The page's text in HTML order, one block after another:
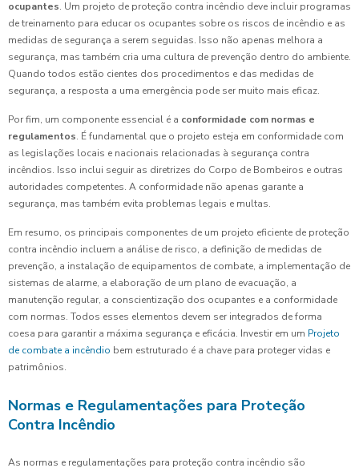
ocupantes. Um projeto de proteção contra incêndio deve incluir programas
de treinamento para educar os ocupantes sobre os riscos de incêndio e as
medidas de segurança a serem seguidas. Isso não apenas melhora a
segurança, mas também cria uma cultura de prevenção dentro do ambiente.
Quando todos estão cientes dos procedimentos e das medidas de
segurança, a resposta a uma emergência pode ser muito mais eficaz.
Por fim, um componente essencial é a conformidade com normas e
regulamentos. É fundamental que o projeto esteja em conformidade com
as legislações locais e nacionais relacionadas à segurança contra
incêndios. Isso inclui seguir as diretrizes do Corpo de Bombeiros e outras
autoridades competentes. A conformidade não apenas garante a
segurança, mas também evita problemas legais e multas.
Em resumo, os principais componentes de um projeto eficiente de proteção
contra incêndio incluem a análise de risco, a definição de medidas de
prevenção, a instalação de equipamentos de combate, a implementação de
sistemas de alarme, a elaboração de um plano de evacuação, a
manutenção regular, a conscientização dos ocupantes e a conformidade
com normas. Todos esses elementos devem ser integrados de forma
coesa para garantir a máxima segurança e eficácia. Investir em um Projeto
de combate a incêndio bem estruturado é a chave para proteger vidas e
patrimônios.
Normas e Regulamentações para Proteção
Contra Incêndio
As normas e regulamentações para proteção contra incêndio são